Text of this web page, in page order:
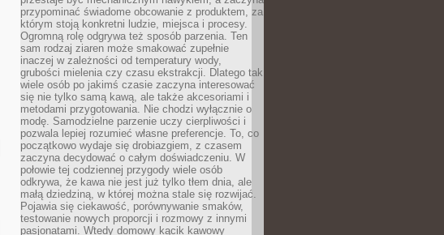
przypominać świadome obcowanie z produktem, za
którym stoją konkretni ludzie, miejsca i procesy.
Ogromną rolę odgrywa też sposób parzenia. Ten
sam rodzaj ziaren może smakować zupełnie
inaczej w zależności od temperatury wody,
grubości mielenia czy czasu ekstrakcji. Dlatego tak
wiele osób po jakimś czasie zaczyna interesować
się nie tylko samą kawą, ale także akcesoriami i
metodami przygotowania. Nie chodzi wyłącznie o
modę. Samodzielne parzenie uczy cierpliwości i
pozwala lepiej rozumieć własne preferencje. To, co
początkowo wydaje się drobiazgiem, z czasem
zaczyna decydować o całym doświadczeniu. W
połowie tej codziennej przygody wiele osób
odkrywa, że kawa nie jest już tylko tłem dnia, ale
małą dziedziną, w której można stale się rozwijać.
Pojawia się ciekawość, porównywanie smaków,
testowanie nowych proporcji i rozmowy z innymi
pasjonatami. Wtedy domowy kącik kawowy